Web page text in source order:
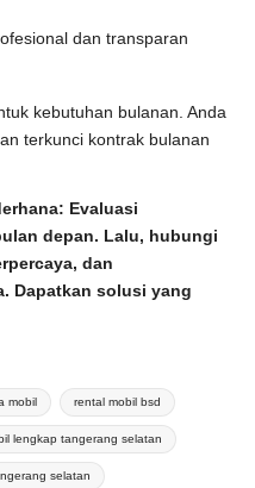
dan transparan
kebutuhan bulanan. Anda
terkunci kontrak bulanan
Evaluasi
depan. Lalu, hubungi
dan
Dapatkan solusi yang
mobil rental mobil bsd
lengkap tangerang selatan
selatan